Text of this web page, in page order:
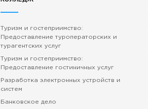
Туризм и гостеприимство:
Предоставление туроператорских и
турагентских услуг
Туризм и гостеприимство:
Предоставление гостиничных услуг
Разработка электронных устройств и
систем
Банковское дело